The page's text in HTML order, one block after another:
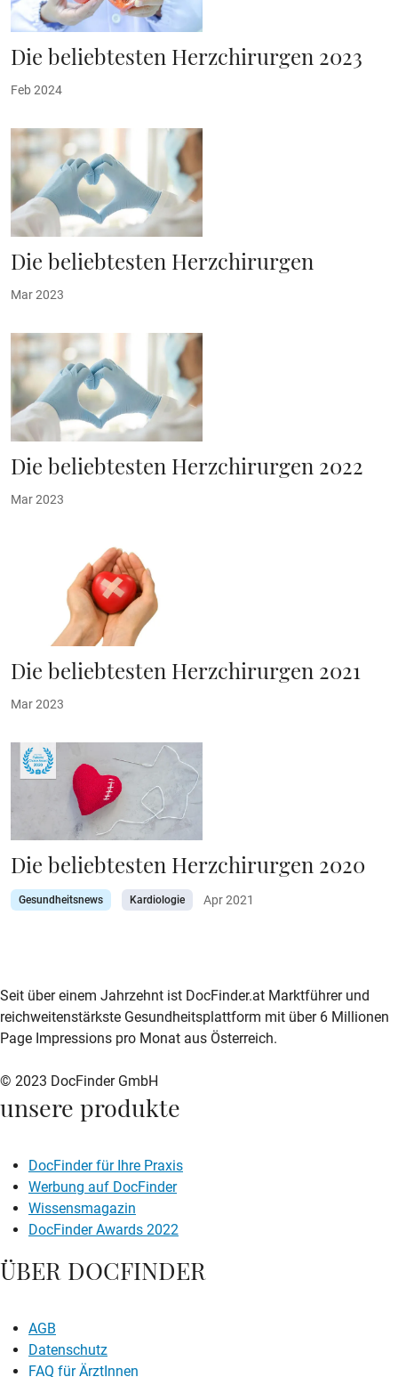
Die beliebtesten Herzchirurgen 2023
Feb 2024
Die beliebtesten Herzchirurgen
Mar 2023
Die beliebtesten Herzchirurgen 2022
Mar 2023
Die beliebtesten Herzchirurgen 2021
Mar 2023
Die beliebtesten Herzchirurgen 2020
Gesundheitsnews Kardiologie Apr 2021
zur DocFinder-Startseite
logo icon
Seit über einem Jahrzehnt ist DocFinder.at Marktführer und
reichweitenstärkste Gesundheitsplattform mit über 6 Millionen
Page Impressions pro Monat aus Österreich.
© 2023 DocFinder GmbH
unsere produkte
DocFinder für Ihre Praxis
Werbung auf DocFinder
Wissensmagazin
DocFinder Awards 2022
ÜBER DOCFINDER
AGB
Datenschutz
FAQ für ÄrztInnen